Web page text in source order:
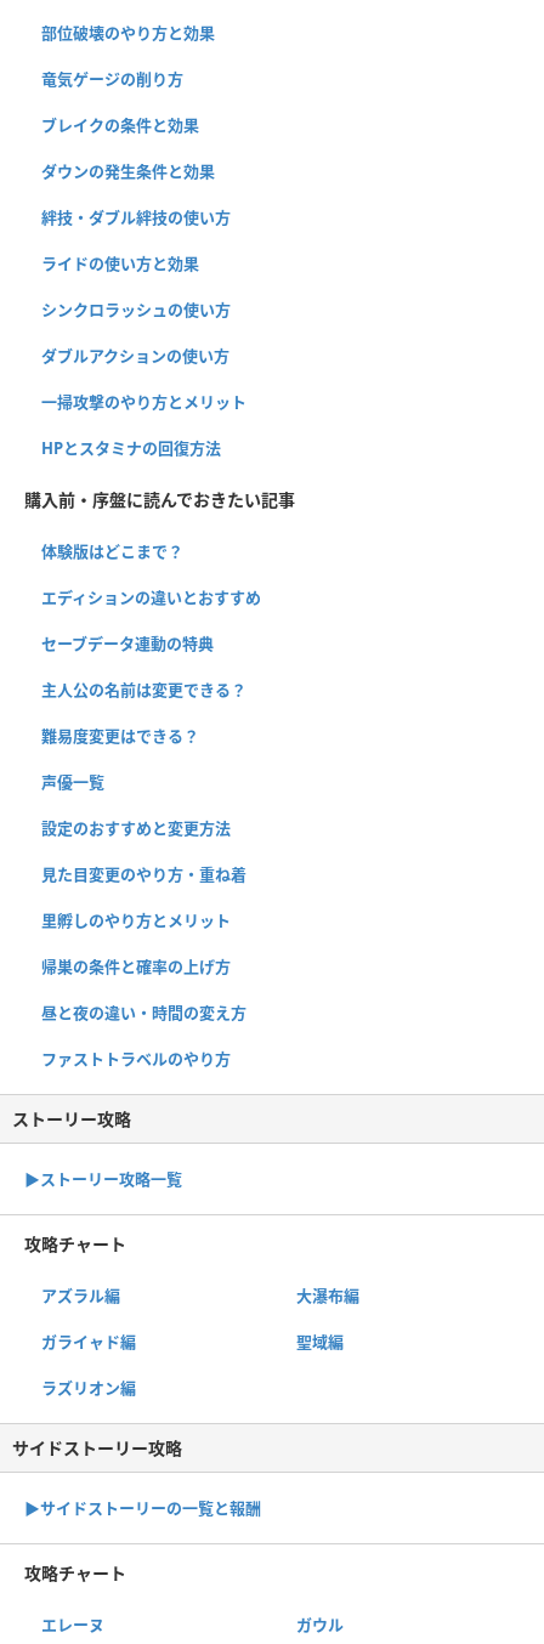
部位破壊のやり方と効果
竜気ゲージの削り方
ブレイクの条件と効果
ダウンの発生条件と効果
絆技・ダブル絆技の使い方
ライドの使い方と効果
シンクロラッシュの使い方
ダブルアクションの使い方
一掃攻撃のやり方とメリット
HPとスタミナの回復方法
購入前・序盤に読んでおきたい記事
体験版はどこまで？
エディションの違いとおすすめ
セーブデータ連動の特典
主人公の名前は変更できる？
難易度変更はできる？
声優一覧
設定のおすすめと変更方法
見た目変更のやり方・重ね着
里孵しのやり方とメリット
帰巣の条件と確率の上げ方
昼と夜の違い・時間の変え方
ファストトラベルのやり方
ストーリー攻略
▶︎ストーリー攻略一覧
攻略チャート
アズラル編 大瀑布編
ガライャド編 聖域編
ラズリオン編
サイドストーリー攻略
▶サイドストーリーの一覧と報酬
攻略チャート
エレーヌ ガウル